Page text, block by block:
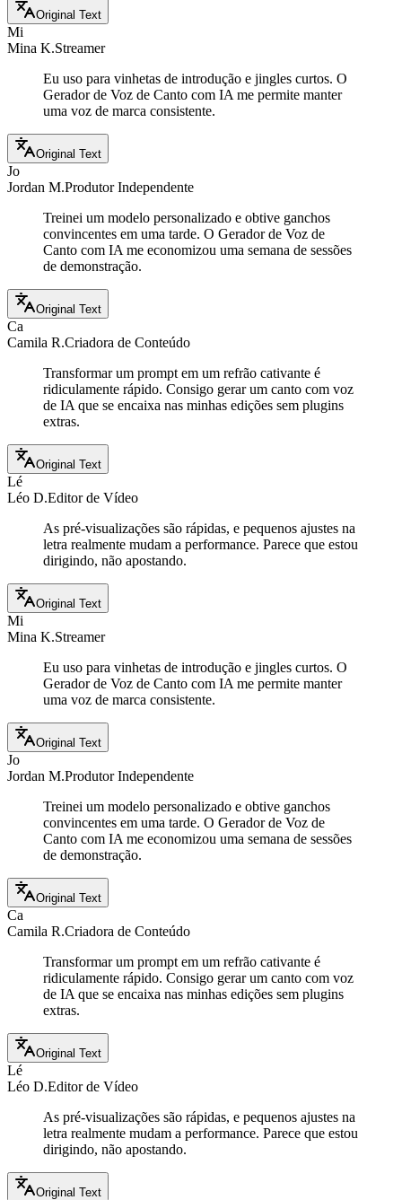
Original Text
Mi
Mina K.Streamer
Eu uso para vinhetas de introdução e jingles curtos. O
Gerador de Voz de Canto com IA me permite manter
uma voz de marca consistente.
Original Text
Jo
Jordan M.Produtor Independente
Treinei um modelo personalizado e obtive ganchos
convincentes em uma tarde. O Gerador de Voz de
Canto com IA me economizou uma semana de sessões
de demonstração.
Original Text
Ca
Camila R.Criadora de Conteúdo
Transformar um prompt em um refrão cativante é
ridiculamente rápido. Consigo gerar um canto com voz
de IA que se encaixa nas minhas edições sem plugins
extras.
Original Text
Lé
Léo D.Editor de Vídeo
As pré-visualizações são rápidas, e pequenos ajustes na
letra realmente mudam a performance. Parece que estou
dirigindo, não apostando.
Original Text
Mi
Mina K.Streamer
Eu uso para vinhetas de introdução e jingles curtos. O
Gerador de Voz de Canto com IA me permite manter
uma voz de marca consistente.
Original Text
Jo
Jordan M.Produtor Independente
Treinei um modelo personalizado e obtive ganchos
convincentes em uma tarde. O Gerador de Voz de
Canto com IA me economizou uma semana de sessões
de demonstração.
Original Text
Ca
Camila R.Criadora de Conteúdo
Transformar um prompt em um refrão cativante é
ridiculamente rápido. Consigo gerar um canto com voz
de IA que se encaixa nas minhas edições sem plugins
extras.
Original Text
Lé
Léo D.Editor de Vídeo
As pré-visualizações são rápidas, e pequenos ajustes na
letra realmente mudam a performance. Parece que estou
dirigindo, não apostando.
Original Text